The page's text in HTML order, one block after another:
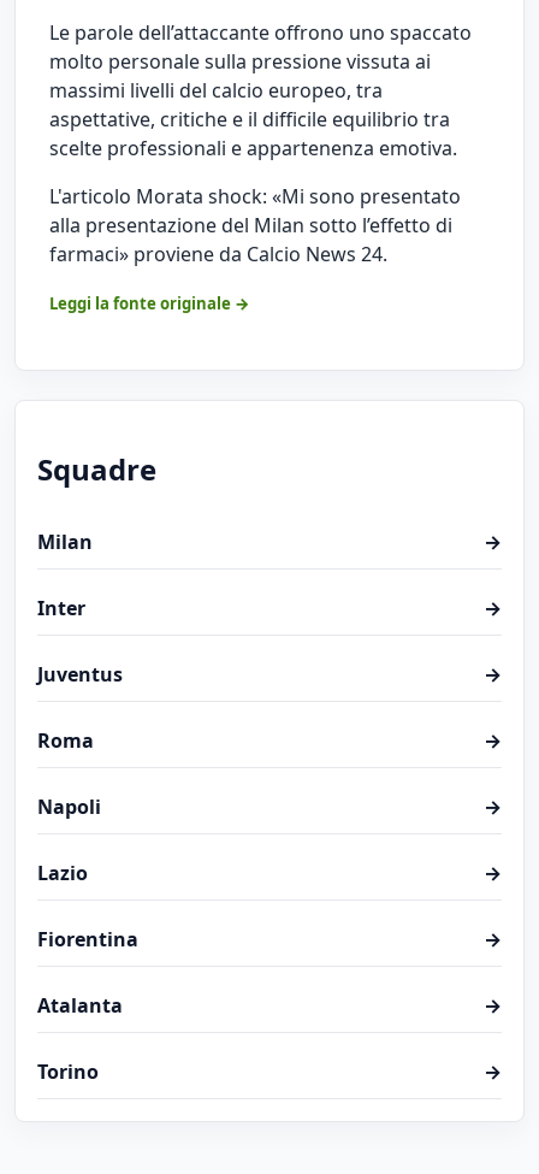
Le parole dell’attaccante offrono uno spaccato
molto personale sulla pressione vissuta ai
massimi livelli del calcio europeo, tra
aspettative, critiche e il difficile equilibrio tra
scelte professionali e appartenenza emotiva.
L'articolo Morata shock: «Mi sono presentato
alla presentazione del Milan sotto l’effetto di
farmaci» proviene da Calcio News 24.
Leggi la fonte originale →
Squadre
Milan →
Inter →
Juventus →
Roma →
Napoli →
Lazio →
Fiorentina →
Atalanta →
Torino →